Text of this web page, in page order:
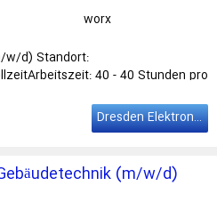
worx
ent GmbH
w/d) Standort:
40 - 40 Stunden pro
(m/w/d) , Elektriker (m/w/d)
Anforderungen …
Dresden Elektroniker
(m/w/d)